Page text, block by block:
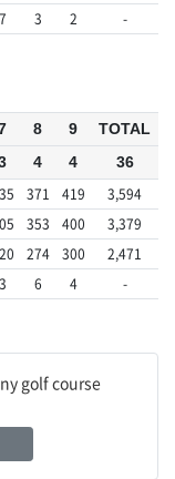
7 3 2 -
8 9
TOTAL
4 4 36
371 419
3,594
353 400
3,379
274 300
2,471
3 6 4 -
golf course